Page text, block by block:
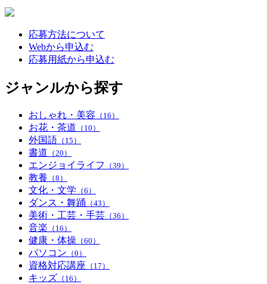
応募方法について
Webから申込む
応募用紙から申込む
ジャンルから探す
おしゃれ・美容 （16）
お花・茶道 （10）
外国語 （15）
書道 （20）
エンジョイライフ （39）
教養 （8）
文化・文学 （6）
ダンス・舞踊 （43）
美術・工芸・手芸 （36）
音楽 （16）
健康・体操 （60）
パソコン （0）
資格対応講座 （17）
キッズ （16）